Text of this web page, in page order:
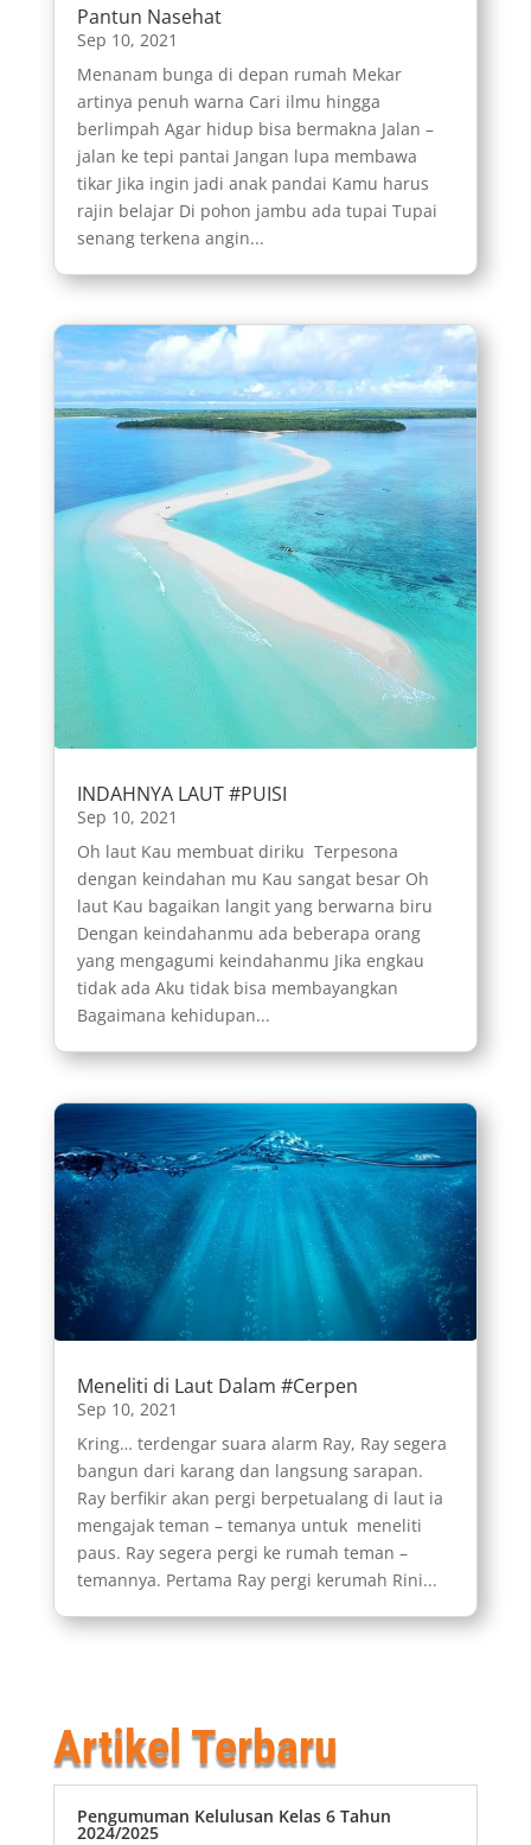
Pantun Nasehat
Sep 10, 2021
Menanam bunga di depan rumah Mekar
artinya penuh warna Cari ilmu hingga
berlimpah Agar hidup bisa bermakna Jalan –
jalan ke tepi pantai Jangan lupa membawa
tikar Jika ingin jadi anak pandai Kamu harus
rajin belajar Di pohon jambu ada tupai Tupai
senang terkena angin...
INDAHNYA LAUT #PUISI
Sep 10, 2021
Oh laut Kau membuat diriku Terpesona
dengan keindahan mu Kau sangat besar Oh
laut Kau bagaikan langit yang berwarna biru
Dengan keindahanmu ada beberapa orang
yang mengagumi keindahanmu Jika engkau
tidak ada Aku tidak bisa membayangkan
Bagaimana kehidupan...
Meneliti di Laut Dalam #Cerpen
Sep 10, 2021
Kring… terdengar suara alarm Ray, Ray segera
bangun dari karang dan langsung sarapan.
Ray berfikir akan pergi berpetualang di laut ia
mengajak teman – temanya untuk meneliti
paus. Ray segera pergi ke rumah teman –
temannya. Pertama Ray pergi kerumah Rini...
Artikel Terbaru
Pengumuman Kelulusan Kelas 6 Tahun
2024/2025